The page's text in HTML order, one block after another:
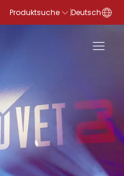
Produktsuche Deutsch